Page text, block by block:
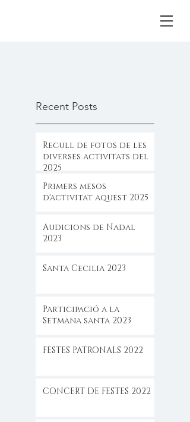
Recent Posts
Recull de fotos de les
diverses activitats del
2025
Primers mesos
d'activitat aquest 2025
Audicions de Nadal
2023
Santa Cecilia 2023
Participació a la
Setmana santa 2023
FESTES PATRONALS 2022
CONCERT DE FESTES 2022